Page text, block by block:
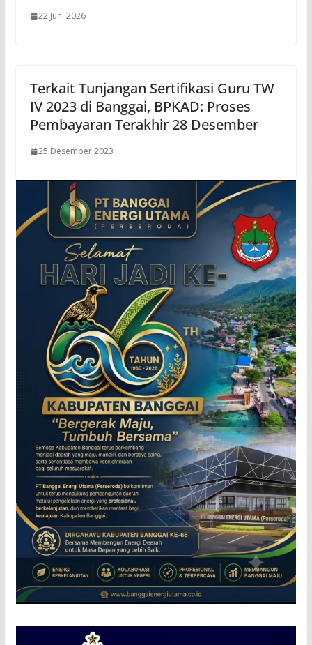
22 Juni 2026
Terkait Tunjangan Sertifikasi Guru TW
IV 2023 di Banggai, BPKAD: Proses
Pembayaran Terakhir 28 Desember
25 Desember 2023